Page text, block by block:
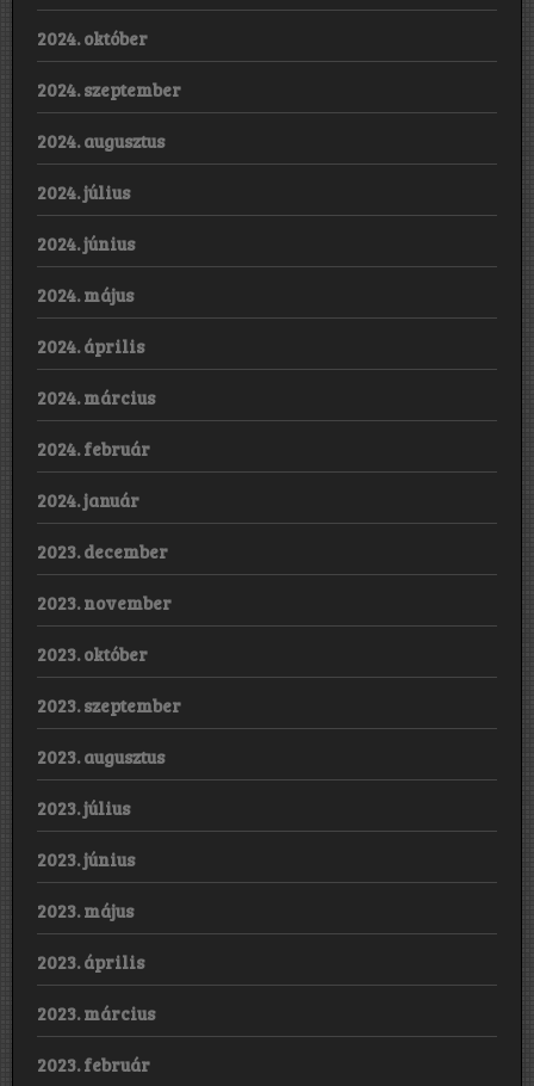
2024. október
2024. szeptember
2024. augusztus
2024. július
2024. június
2024. május
2024. április
2024. március
2024. február
2024. január
2023. december
2023. november
2023. október
2023. szeptember
2023. augusztus
2023. július
2023. június
2023. május
2023. április
2023. március
2023. február